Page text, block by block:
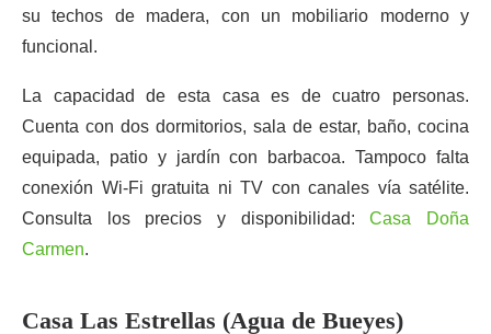
su techos de madera, con un mobiliario moderno y
funcional.
La capacidad de esta casa es de cuatro personas.
Cuenta con dos dormitorios, sala de estar, baño, cocina
equipada, patio y jardín con barbacoa. Tampoco falta
conexión Wi-Fi gratuita ni TV con canales vía satélite.
Consulta los precios y disponibilidad:Casa Doña
Carmen.
Casa Las Estrellas (Agua de Bueyes)